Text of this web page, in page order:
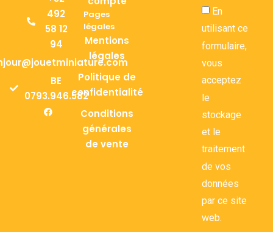
492
58 12
94
BE
0793.946.582
Pages
légales
Mentions
légales
Politique de
confidentialité
Conditions
générales
de vente
En
utilisant ce
formulaire,
vous
acceptez
le
stockage
et le
traitement
de vos
données
par ce site
web.